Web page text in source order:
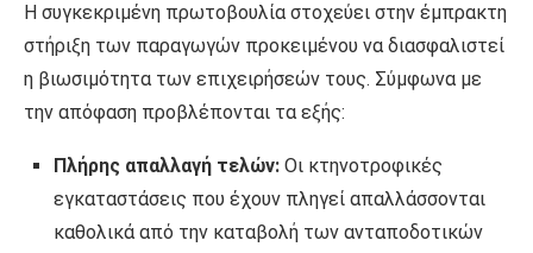
Η συγκεκριμένη πρωτοβουλία στοχεύει στην έμπρακτη
στήριξη των παραγωγών προκειμένου να διασφαλιστεί
η βιωσιμότητα των επιχειρήσεών τους. Σύμφωνα με
την απόφαση προβλέπονται τα εξής:
Πλήρης απαλλαγή τελών: Οι κτηνοτροφικές
εγκαταστάσεις που έχουν πληγεί απαλλάσσονται
καθολικά από την καταβολή των ανταποδοτικών